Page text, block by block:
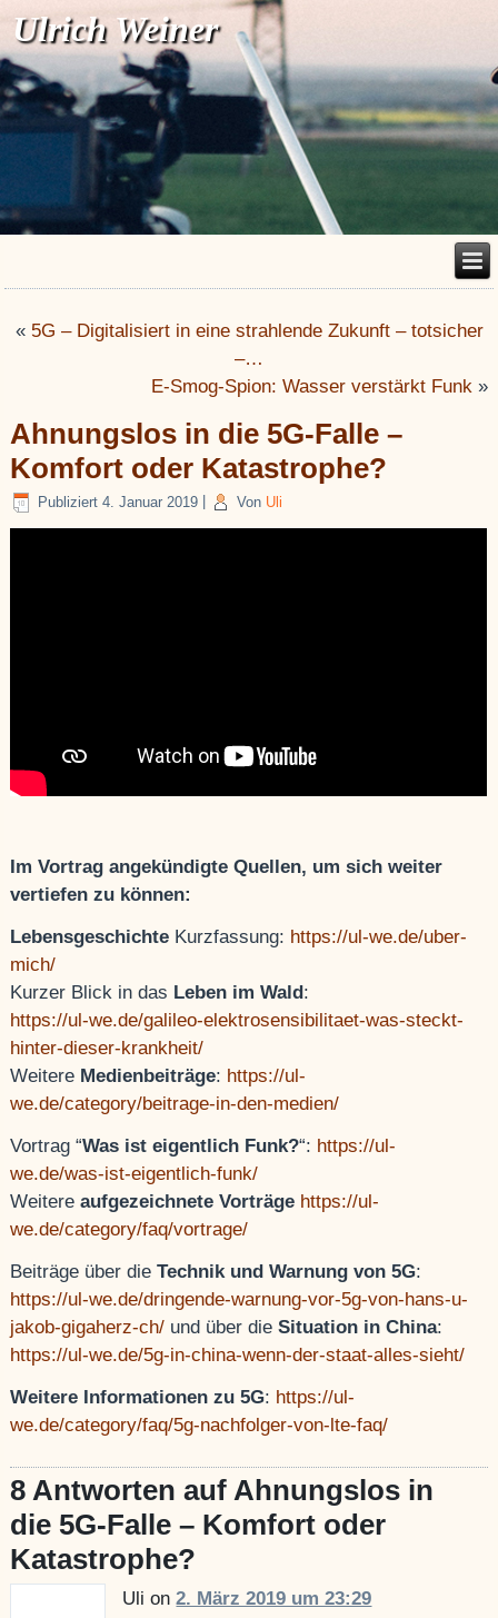
Ulrich Weiner
« 5G – Digitalisiert in eine strahlende Zukunft – totsicher
–…
E-Smog-Spion: Wasser verstärkt Funk»
Ahnungslos in die 5G-Falle –
Komfort oder Katastrophe?
Publiziert 4. Januar 2019 Von Uli
Im Vortrag angekündigte Quellen, um sich weiter
vertiefen zu können:
Lebensgeschichte Kurzfassung: https://ul-we.de/uber-
mich/
Kurzer Blick in das Leben im Wald:
https://ul-we.de/galileo-elektrosensibilitaet-was-steckt-
hinter-dieser-krankheit/
Weitere Medienbeiträge: https://ul-
we.de/category/beitrage-in-den-medien/
Vortrag “Was ist eigentlich Funk?“: https://ul-
we.de/was-ist-eigentlich-funk/
Weitereaufgezeichnete Vorträge https://ul-
we.de/category/faq/vortrage/
Beiträge über dieTechnik und Warnung von 5G:
https://ul-we.de/dringende-warnung-vor-5g-von-hans-u-
jakob-gigaherz-ch/ und über dieSituation in China:
https://ul-we.de/5g-in-china-wenn-der-staat-alles-sieht/
Weitere Informationen zu 5G: https://ul-
we.de/category/faq/5g-nachfolger-von-lte-faq/
8 Antworten auf Ahnungslos in
die 5G-Falle – Komfort oder
Katastrophe?
Uli on2. März 2019 um 23:29